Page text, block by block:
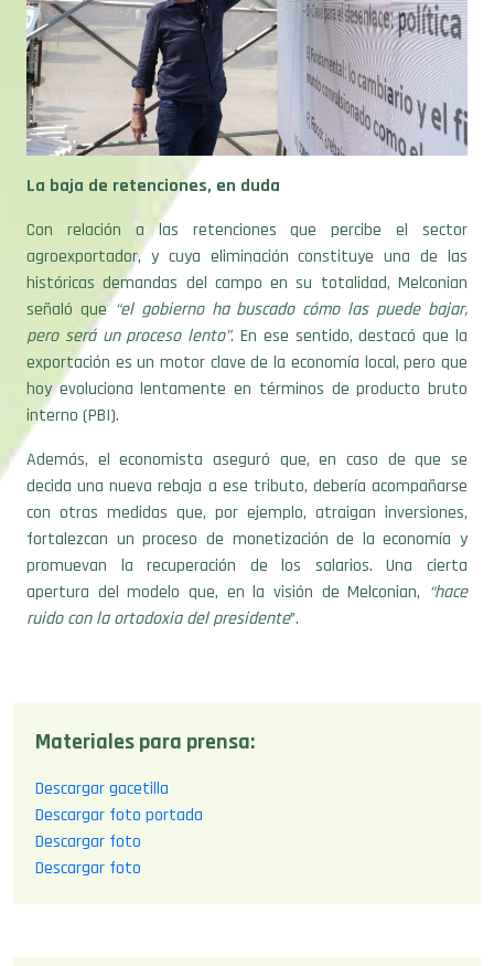
La baja de retenciones, en duda
Con relación a las retenciones que percibe el sector
agroexportador, y cuya eliminación constituye una de las
históricas demandas del campo en su totalidad, Melconian
señaló que“el gobierno ha buscado cómo las puede bajar,
pero será un proceso lento” . En ese sentido, destacó que la
exportación es un motor clave de la economía local, pero que
hoy evoluciona lentamente en términos de producto bruto
interno (PBI).
Además, el economista aseguró que, en caso de que se
decida una nueva rebaja a ese tributo, debería acompañarse
con otras medidas que, por ejemplo, atraigan inversiones,
fortalezcan un proceso de monetización de la economía y
promuevan la recuperación de los salarios. Una cierta
apertura del modelo que, en la visión de Melconian,“hace
ruido con la ortodoxia del presidente”.
Materiales para prensa:
Descargar gacetilla
Descargar foto portada
Descargar foto
Descargar foto